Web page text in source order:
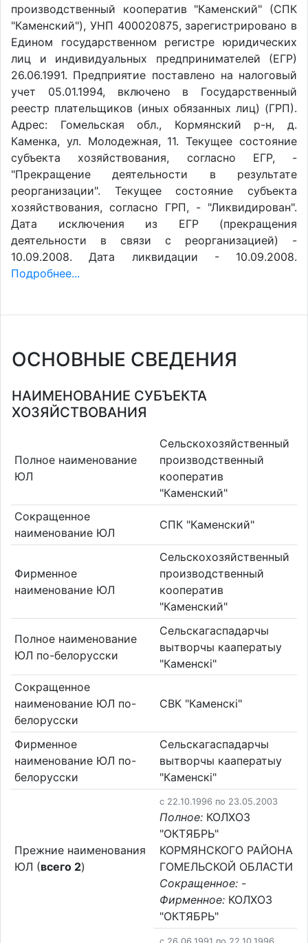
производственный кооператив "Каменский" (СПК
"Каменский"), УНП 400020875, зарегистрировано в
Едином государственном регистре юридических
лиц и индивидуальных предпринимателей (ЕГР)
26.06.1991. Предприятие поставлено на налоговый
учет 05.01.1994, включено в Государственный
реестр плательщиков (иных обязанных лиц) (ГРП).
Адрес: Гомельская обл., Кормянский р-н, д.
Каменка, ул. Молодежная, 11. Текущее состояние
субъекта хозяйствования, согласно ЕГР, -
"Прекращение деятельности в результате
реорганизации". Текущее состояние субъекта
хозяйствования, согласно ГРП, - "Ликвидирован".
Дата исключения из ЕГР (прекращения
деятельности в связи с реорганизацией) -
10.09.2008. Дата ликвидации - 10.09.2008.
Подробнее...
ОСНОВНЫЕ СВЕДЕНИЯ
НАИМЕНОВАНИЕ СУБЪЕКТА
ХОЗЯЙСТВОВАНИЯ
Полное наименование
ЮЛ
Сельскохозяйственный
производственный
кооператив
"Каменский"
Сокращенное
наименование ЮЛ
СПК "Каменский"
Фирменное
наименование ЮЛ
Сельскохозяйственный
производственный
кооператив
"Каменский"
Полное наименование
ЮЛ по-белорусски
Сельскагаспадарчы
вытворчы кааператыу
"Каменскі"
Сокращенное
наименование ЮЛ по-
белорусски
СВК "Каменскі"
Фирменное
наименование ЮЛ по-
белорусски
Сельскагаспадарчы
вытворчы кааператыу
"Каменскі"
Прежние наименования
ЮЛ (всего 2)
c 22.10.1996 по 23.05.2003
Полное: КОЛХОЗ
"ОКТЯБРЬ"
КОРМЯНСКОГО РАЙОНА
ГОМЕЛЬСКОЙ ОБЛАСТИ
Сокращенное: -
Фирменное: КОЛХОЗ
"ОКТЯБРЬ"